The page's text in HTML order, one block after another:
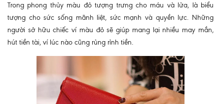
Trong phong thủy màu đỏ tượng trưng cho máu và lửa, là biểu
tượng cho sức sống mãnh liệt, sức mạnh và quyền lực. Những
người sở hữu chiếc ví màu đỏ sẽ giúp mang lại nhiều may mắn,
hút tiền tài, ví lúc nào cũng rủng rỉnh tiền.